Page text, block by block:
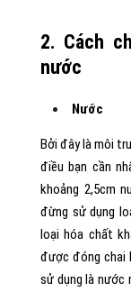
2. Cách
nước
Nước
Bởi đây là môi
điều bạn cần
khoảng 2,5cm
đừng sử dụng
loại hóa chất
được đóng chai
sử dụng là nước